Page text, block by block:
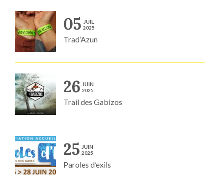
05 JUIL
2025
Trad’Azun
26 JUIN
2025
Trail des Gabizos
25 JUIN
2025
Paroles d’exils